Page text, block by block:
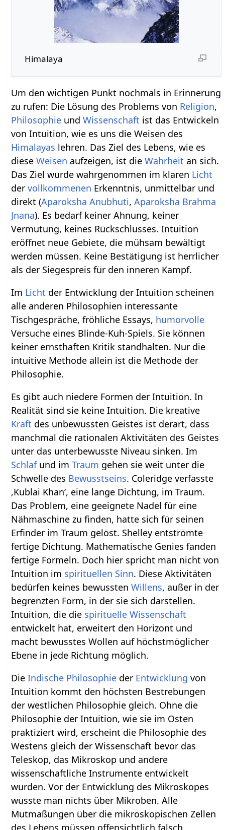
Himalaya
Um den wichtigen Punkt nochmals in Erinnerung
zu rufen: Die Lösung des Problems von Religion,
Philosophie undWissenschaft ist das Entwickeln
von Intuition, wie es uns die Weisen des
Himalayas lehren. Das Ziel des Lebens, wie es
dieseWeisen aufzeigen, ist dieWahrheit an sich.
Das Ziel wurde wahrgenommen im klaren Licht
dervollkommenen Erkenntnis, unmittelbar und
direkt (Aparoksha Anubhuti,Aparoksha Brahma
Jnana). Es bedarf keiner Ahnung, keiner
Vermutung, keines Rückschlusses. Intuition
eröffnet neue Gebiete, die mühsam bewältigt
werden müssen. Keine Bestätigung ist herrlicher
als der Siegespreis für den inneren Kampf.
Im Licht der Entwicklung der Intuition scheinen
alle anderen Philosophien interessante
Tischgespräche, fröhliche Essays, humorvolle
Versuche eines Blinde-Kuh-Spiels. Sie können
keiner ernsthaften Kritik standhalten. Nur die
intuitive Methode allein ist die Methode der
Philosophie.
Es gibt auch niedere Formen der Intuition. In
Realität sind sie keine Intuition. Die kreative
Kraft des unbewussten Geistes ist derart, dass
manchmal die rationalen Aktivitäten des Geistes
unter das unterbewusste Niveau sinken. Im
Schlafund imTraum gehen sie weit unter die
Schwelle des Bewusstseins. Coleridge verfasste
‚Kublai Khan‘, eine lange Dichtung, im Traum.
Das Problem, eine geeignete Nadel für eine
Nähmaschine zu finden, hatte sich für seinen
Erfinder im Traum gelöst. Shelley entströmte
fertige Dichtung. Mathematische Genies fanden
fertige Formeln. Doch hier spricht man nicht von
Intuition im spirituellen Sinn. Diese Aktivitäten
bedürfen keines bewusstenWillens, außer in der
begrenzten Form, in der sie sich darstellen.
Intuition, die die spirituelle Wissenschaft
entwickelt hat, erweitert den Horizont und
macht bewusstes Wollen auf höchstmöglicher
Ebene in jede Richtung möglich.
DieIndische Philosophie der Entwicklung von
Intuition kommt den höchsten Bestrebungen
der westlichen Philosophie gleich. Ohne die
Philosophie der Intuition, wie sie im Osten
praktiziert wird, erscheint die Philosophie des
Westens gleich der Wissenschaft bevor das
Teleskop, das Mikroskop und andere
wissenschaftliche Instrumente entwickelt
wurden. Vor der Entwicklung des Mikroskopes
wusste man nichts über Mikroben. Alle
Mutmaßungen über die mikroskopischen Zellen
des Lebens müssen offensichtlich falsch